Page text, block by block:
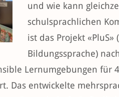
und wie kann
schulsprachlichen
ist das Projekt
Bildungssprache)
Lernumgebungen für
Das entwickelte